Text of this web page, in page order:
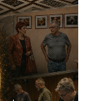
mentése a